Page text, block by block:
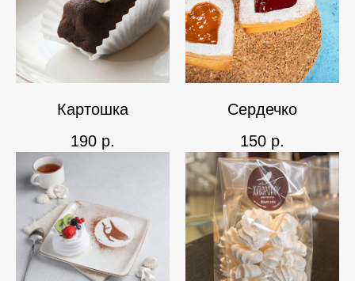
Картошка
190 р.
Сердечко
150 р.